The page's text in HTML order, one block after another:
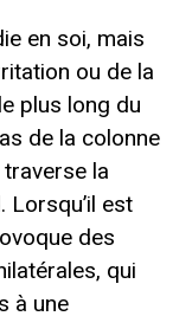
en soi, mais
ou de la
plus long du
de la colonne
la
Lorsqu’il est
des
qui
à une